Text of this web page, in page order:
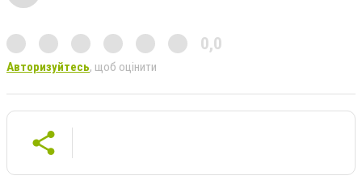
0,0
Авторизуйтесь, щоб оцінити